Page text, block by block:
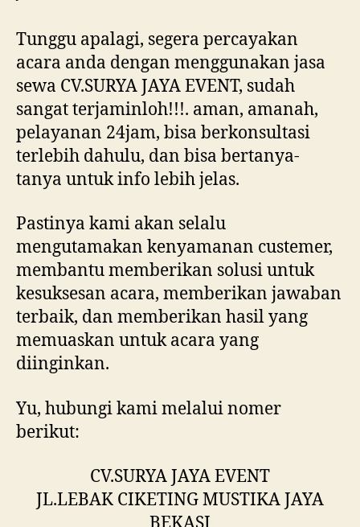
Tunggu apalagi, segera percayakan
acara anda dengan menggunakan jasa
sewa CV.SURYA JAYA EVENT, sudah
sangat terjaminloh!!!. aman, amanah,
pelayanan 24jam, bisa berkonsultasi
terlebih dahulu, dan bisa bertanya-
tanya untuk info lebih jelas.
Pastinya kami akan selalu
mengutamakan kenyamanan custemer,
membantu memberikan solusi untuk
kesuksesan acara, memberikan jawaban
terbaik, dan memberikan hasil yang
memuaskan untuk acara yang
diinginkan.
Yu, hubungi kami melalui nomer
CV.SURYA JAYA EVENT
JL.LEBAK CIKETING MUSTIKA JAYA